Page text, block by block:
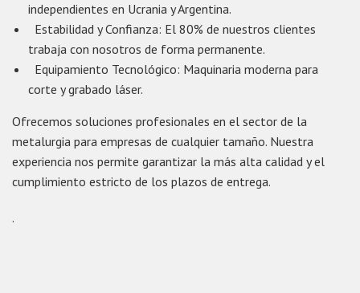
independientes en Ucrania y Argentina.
Estabilidad y Confianza: El 80% de nuestros clientes
trabaja con nosotros de forma permanente.
Equipamiento Tecnológico: Maquinaria moderna para
corte y grabado láser.
Ofrecemos soluciones profesionales en el sector de la
metalurgia para empresas de cualquier tamaño. Nuestra
experiencia nos permite garantizar la más alta calidad y el
cumplimiento estricto de los plazos de entrega.
.